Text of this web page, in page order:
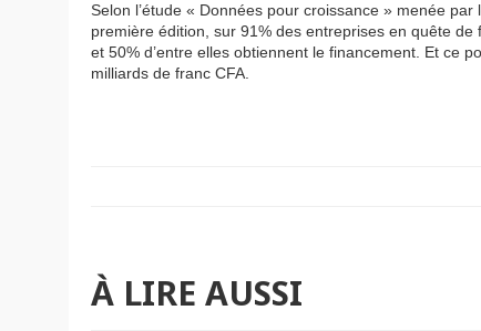
Selon l’étude « Données pour croissance » menée
première édition, sur 91% des entreprises en quête
et 50% d’entre elles obtiennent le financement. Et ce
milliards de franc CFA.
À LIRE AUSSI